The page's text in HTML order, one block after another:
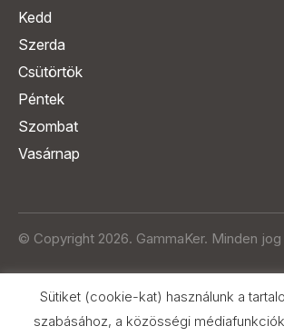
Kedd
Szerda
Csütörtök
Péntek
Szombat
Vasárnap
© Copyright 2026. GammaKer. Minden
Sütiket (cookie-kat) használunk a
szabásához, a közösségi